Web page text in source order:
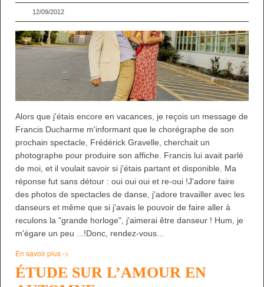
12/09/2012
Alors que j'étais encore en vacances, je reçois un message de
Francis Ducharme m'informant que le chorégraphe de son
prochain spectacle, Frédérick Gravelle, cherchait un
photographe pour produire son affiche. Francis lui avait parlé
de moi, et il voulait savoir si j'étais partant et disponible. Ma
réponse fut sans détour : oui oui oui et re-oui !J'adore faire
des photos de spectacles de danse, j'adore travailler avec les
danseurs et même que si j'avais le pouvoir de faire aller à
reculons la "grande horloge", j'aimerai être danseur ! Hum, je
m'égare un peu ...!Donc, rendez-vous...
En savoir plus ->
ÉTUDE SUR L’AMOUR EN